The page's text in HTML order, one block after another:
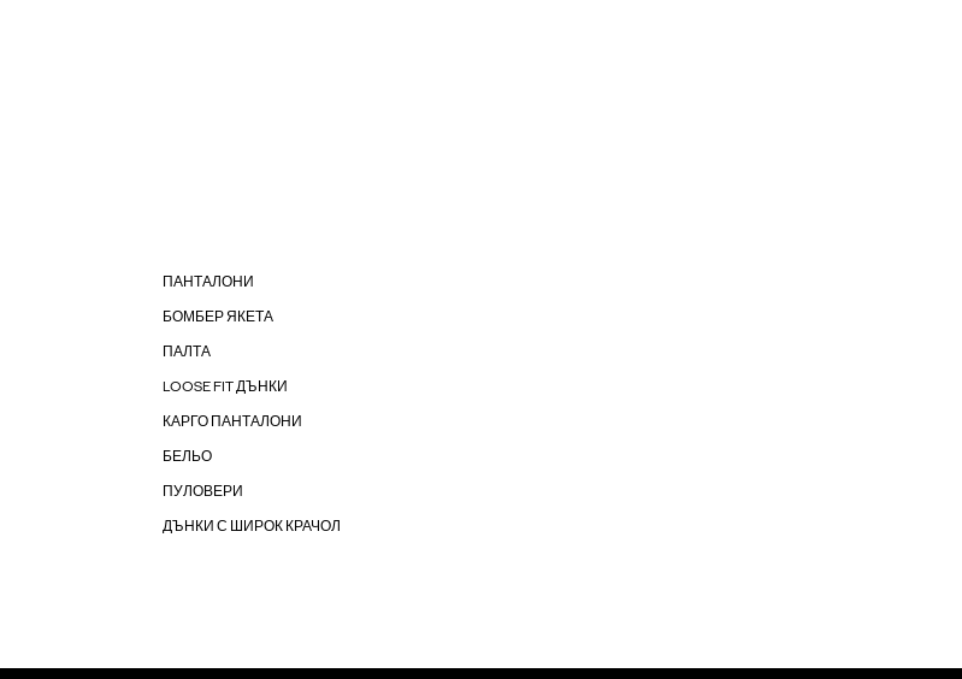
ПАНТАЛОНИ
БОМБЕР ЯКЕТА
ПАЛТА
LOOSE FIT ДЪНКИ
КАРГО ПАНТАЛОНИ
БЕЛЬО
ПУЛОВЕРИ
ДЪНКИ С ШИРОК КРАЧОЛ